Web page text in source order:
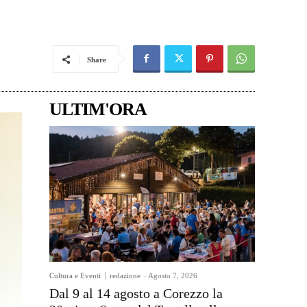
Share
ULTIM'ORA
Cultura e Eventi redazione - Agosto 7, 2026
Dal 9 al 14 agosto a Corezzo la